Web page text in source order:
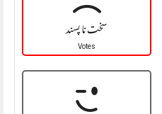
سخت نا پسند
Votes